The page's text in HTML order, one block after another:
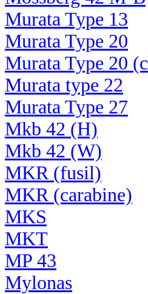
Murata Type 13
Murata Type 20
Murata Type 20
Murata type 22
Murata Type 27
Mkb 42 (H)
Mkb 42 (W)
MKR (fusil)
MKR (carabine)
MKS
MKT
MP 43
Mylonas